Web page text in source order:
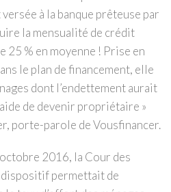
à la banque prêteuse par
la mensualité de crédit
25 % en moyenne ! Prise en
le plan de financement, elle
dont l’endettement aurait
de devenir propriétaire »
porte-parole de Vousfinancer.
2016, la Cour des
permettait de